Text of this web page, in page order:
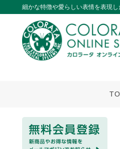
細かな特徴や愛らしい表情を表現